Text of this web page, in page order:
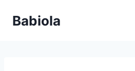
Babiola